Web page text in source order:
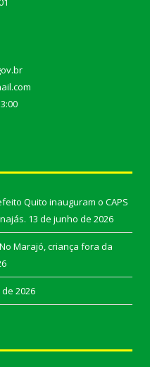
Quito inauguram o CAPS
13 de junho de 2026
“No Marajó, criança fora da
2026